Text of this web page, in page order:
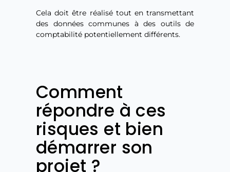
Cela doit être réalisé tout en transmettant
des données communes à des outils de
comptabilité potentiellement différents.
Comment
répondre à ces
risques et bien
démarrer son
projet ?